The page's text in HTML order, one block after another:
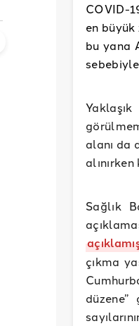
COVID-
en
bu yana
alanı da
Sağlık
çıkma